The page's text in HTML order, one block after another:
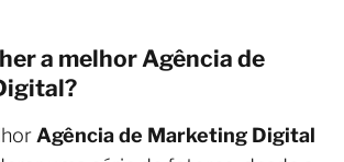
a melhor Agência de
Agência de Marketing Digital